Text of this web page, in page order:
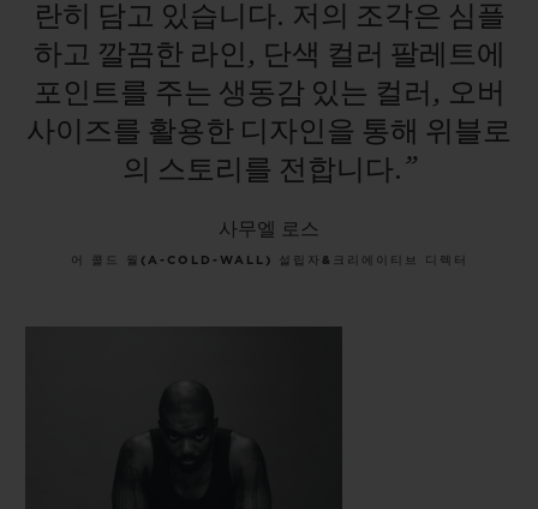
란히
담고 있습니다. 저의 조각은 심플
하고 깔끔한 라인, 단색 컬러 팔레트에
포인트를 주는 생동감 있는 컬러, 오버
사이즈를 활용한 디자인을 통해 위블로
의 스토리를 전합니다.”
사무엘 로스
어 콜드 월(A-COLD-WALL) 설립자&크리에이티브 디렉터